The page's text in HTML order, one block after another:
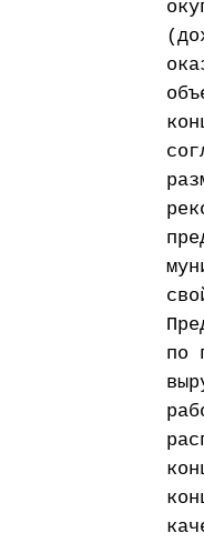
по